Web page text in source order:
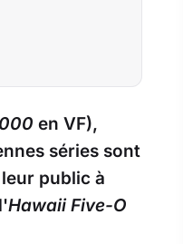
en VF),
séries sont
public à
Hawaii Five-O